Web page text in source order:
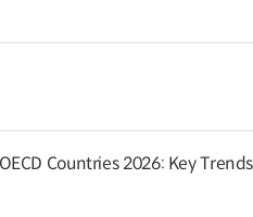
Countries 2026: Key